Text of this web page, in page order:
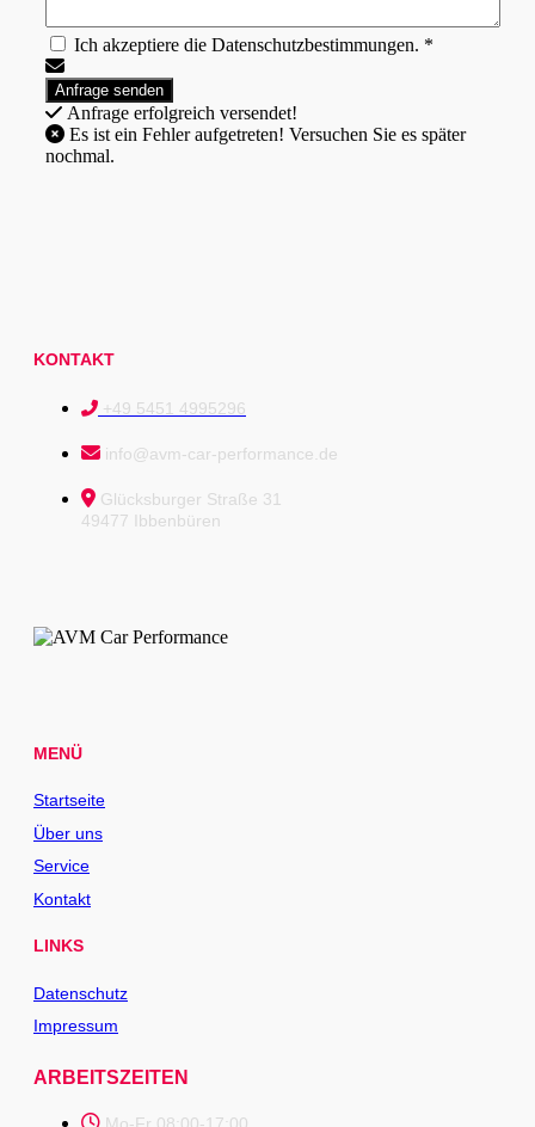
Ich akzeptiere die Datenschutzbestimmungen. *
Anfrage erfolgreich versendet!
nochmal.
KONTAKT
+49 5451 4995296
info@avm-car-performance.de
Glücksburger Straße 31
49477 Ibbenbüren
MENÜ
Startseite
Über uns
Service
Kontakt
LINKS
Datenschutz
Impressum
ARBEITSZEITEN
Mo-Fr 08:00-17:00